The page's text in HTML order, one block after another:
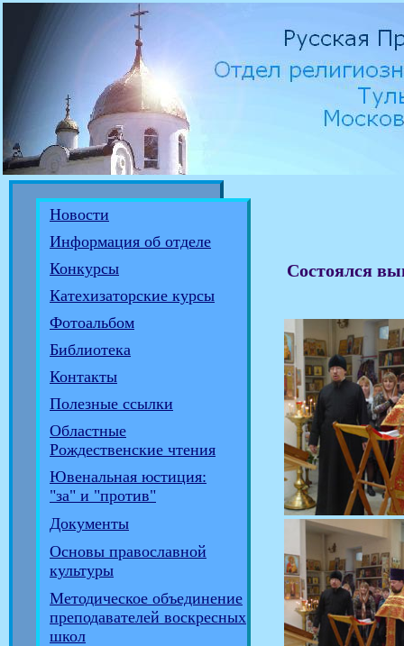
Новости
Информация об отделе
Конкурсы
Катехизаторские курсы
Фотоальбом
Библиотека
Контакты
Полезные ссылки
Областные
Рождественские чтения
Ювенальная юстиция:
"за" и "против"
Документы
Основы православной
культуры
Методическое объединение
преподавателей воскресных
школ
Состоялся